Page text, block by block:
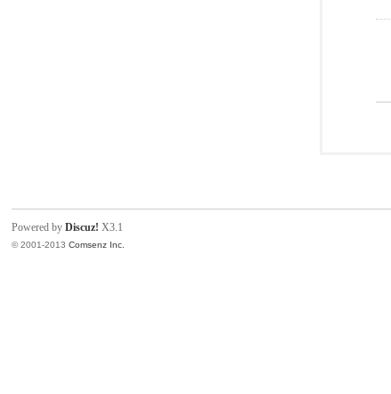
Powered byDiscuz! X3.1
© 2001-2013Comsenz Inc.